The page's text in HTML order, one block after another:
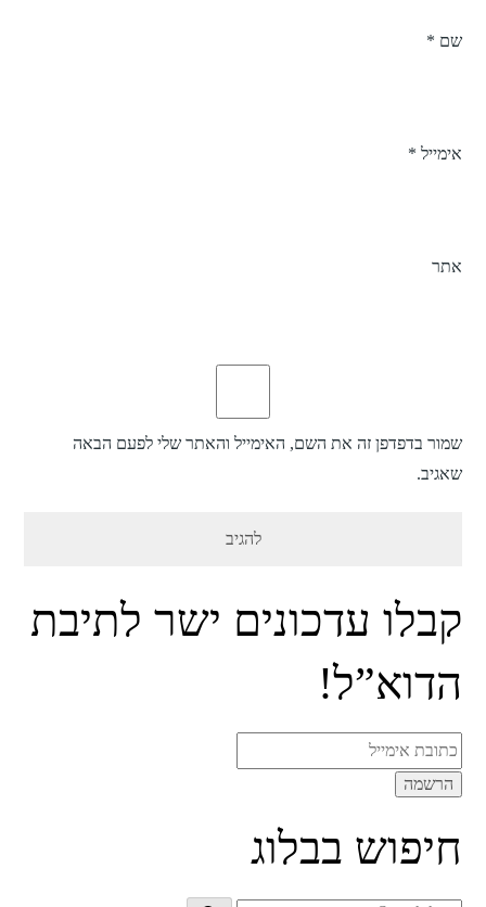
שם *
אימייל *
אתר
שמור בדפדפן זה את השם, האימייל והאתר שלי לפעם הבאה
שאגיב.
קבלו עדכונים ישר לתיבת
הדוא”ל!
חיפוש בבלוג